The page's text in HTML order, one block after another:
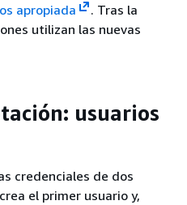
apropiada
. Tras la
utilizan las nuevas
usuarios
credenciales de dos
el primer usuario y,